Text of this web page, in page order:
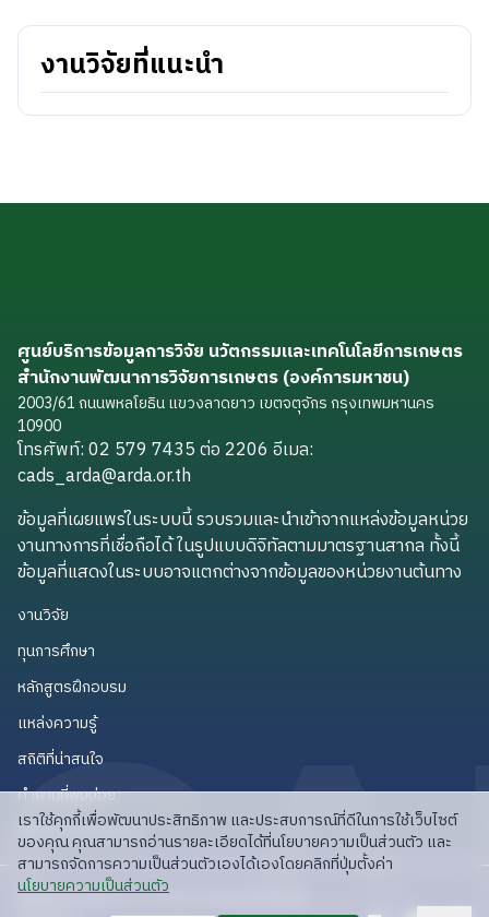
งานวิจัยที่แนะนำ
ศูนย์บริการข้อมูลการวิจัย นวัตกรรมและเทคโนโลยีการเกษตร
สำนักงานพัฒนาการวิจัยการเกษตร (องค์การมหาชน)
2003/61 ถนนพหลโยธิน แขวงลาดยาว เขตจตุจักร กรุงเทพมหานคร
10900
โทรศัพท์: 02 579 7435 ต่อ 2206 อีเมล:
cads_arda@arda.or.th
ข้อมูลที่เผยแพร่ในระบบนี้ รวบรวมและนำเข้าจากแหล่งข้อมูลหน่วย
งานทางการที่เชื่อถือได้ ในรูปแบบดิจิทัลตามมาตรฐานสากล ทั้งนี้
ข้อมูลที่แสดงในระบบอาจแตกต่างจากข้อมูลของหน่วยงานต้นทาง
งานวิจัย
ทุนการศึกษา
หลักสูตรฝึกอบรม
แหล่งความรู้แหล่งความรู้
สถิติที่น่าสนใจ
คำถามที่พบบ่อยคำถามที่พบบ่อย
API สำหรับนักพัฒนาAPI สำหรับนักพัฒนา
ลิขสิทธิ์ © 2025 สวก: สำนักงานพัฒนาการวิจัย
เราใช้คุกกี้เพื่อพัฒนาประสิทธิภาพ และประสบการณ์ที่ดีในการใช้เว็บไซต์
ของคุณ คุณสามารถอ่านรายละเอียดได้ที่นโยบายความเป็นส่วนตัว และ
สามารถจัดการความเป็นส่วนตัวเองได้เองโดยคลิกที่ปุ่มตั้งค่า
read privacy policy
นโยบายความเป็นส่วนตัว